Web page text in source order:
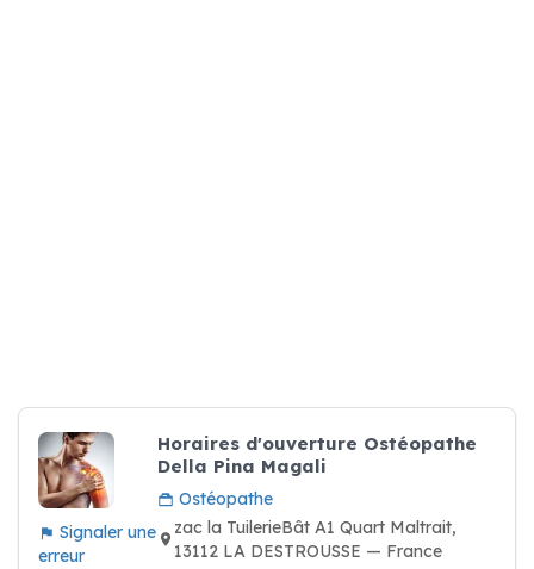
Signaler une
erreur
Horaires d'ouverture Ostéopathe
Della Pina Magali
Ostéopathe
zac la TuilerieBât A1 Quart Maltrait,
13112 LA DESTROUSSE — France